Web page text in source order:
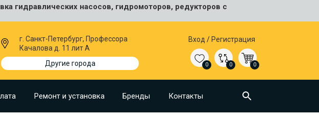
гидравлических насосов, гидромоторов, редукторов с
г. Санкт-Петербург, Профессора
Качалова д. 11 лит А
Другие города
Вход / Регистрация
0 0 0
Ремонт и установка Бренды Контакты